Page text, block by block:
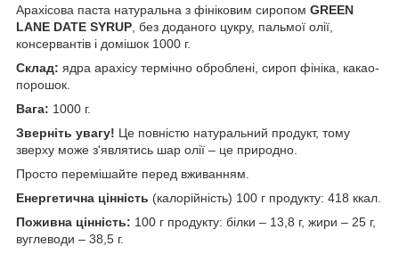
Арахісова паста натуральна з фініковим сиропом GREEN
LANE DATE SYRUP , без доданого цукру, пальмої олії,
консервантів і домішок 1000 г.
Склад: ядра арахісу термічно оброблені, сироп фініка, какао-
порошок.
Вага: 1000 г.
Зверніть увагу! Це повністю натуральний продукт, тому
зверху може з'являтись шар олії – це природно.
Просто перемішайте перед вживанням.
Енергетична цінність (калорійність) 100 г продукту: 418 ккал.
Поживна цінність: 100 г продукту: білки – 13,8 г, жири – 25 г,
вуглеводи – 38,5 г.